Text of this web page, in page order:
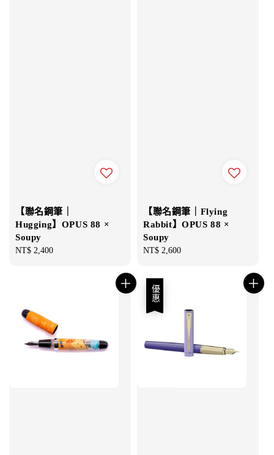
【聯名鋼筆｜
Hugging】OPUS 88 ×
Soupy
Regular
NT$ 2,400
【聯名鋼筆｜Flying
Rabbit】OPUS 88 ×
Soupy
Regular
NT$ 2,600
優惠